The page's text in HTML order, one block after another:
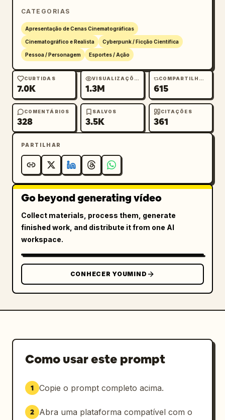
CATEGORIAS
Apresentação de Cenas Cinematográficas
Cinematográfico e Realista Cyberpunk / Ficção Científica
Pessoa / Personagem Esportes / Ação
CURTIDAS
7.0K
VISUALIZAÇÕES
1.3M
COMPARTILHAMENTOS
615
COMENTÁRIOS
328
SALVOS
3.5K
CITAÇÕES
361
PARTILHAR
Go beyond generating vídeo
Collect materials, process them, generate
finished work, and distribute it from one AI
workspace.
CONHECER YOUMIND
Como usar este prompt
1 Copie o prompt completo acima.
2
Abra uma plataforma compatível com o